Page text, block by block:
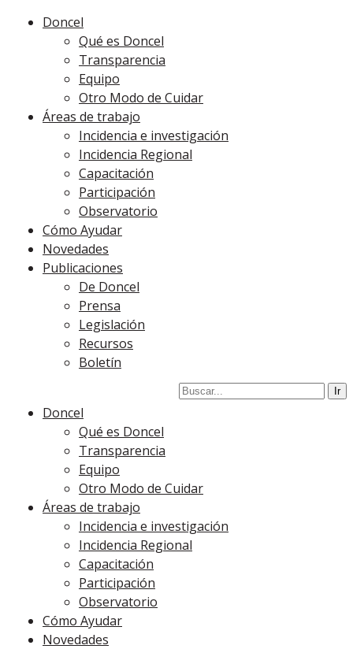
Doncel
Qué es Doncel
Transparencia
Equipo
Otro Modo de Cuidar
Áreas de trabajo
Incidencia e investigación
Incidencia Regional
Capacitación
Participación
Observatorio
Cómo Ayudar
Novedades
Publicaciones
De Doncel
Prensa
Legislación
Recursos
Boletín
Doncel
Qué es Doncel
Transparencia
Equipo
Otro Modo de Cuidar
Áreas de trabajo
Incidencia e investigación
Incidencia Regional
Capacitación
Participación
Observatorio
Cómo Ayudar
Novedades